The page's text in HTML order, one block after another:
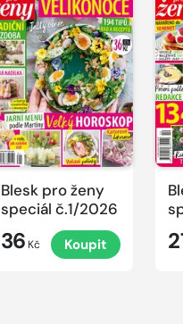
Blesk pro ženy
speciál č.1/2026
36 Kč Koupit